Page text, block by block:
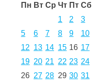
Пн Вт Ср Чт Пт Сб
1
2 3
5
6 7 8 9 10
12 13 14 15 16 17
19 20 21 22 23 24
26 27 28 29 30 31